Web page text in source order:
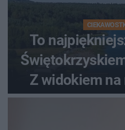
To
Z widokiem
szczyt Gór